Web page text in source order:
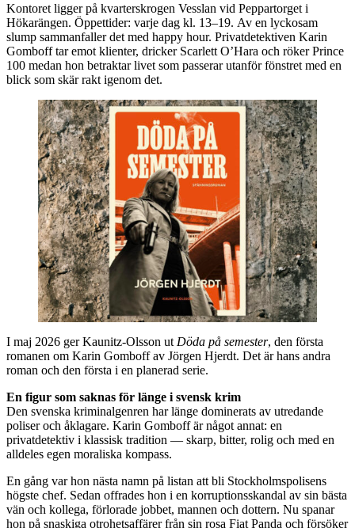
Kontoret ligger på kvarterskrogen Vesslan vid Peppartorget i
Hökarängen. Öppettider: varje dag kl. 13–19. Av en lyckosam
slump sammanfaller det med happy hour. Privatdetektiven Karin
Gomboff tar emot klienter, dricker Scarlett O’Hara och röker Prince
100 medan hon betraktar livet som passerar utanför fönstret med en
blick som skär rakt igenom det.
I maj 2026 ger Kaunitz-Olsson utDöda på semester, den första
romanen om Karin Gomboff av Jörgen Hjerdt. Det är hans andra
roman och den första i en planerad serie.
En figur som saknas för länge i svensk krim
Den svenska kriminalgenren har länge dominerats av utredande
poliser och åklagare. Karin Gomboff är något annat: en
privatdetektiv i klassisk tradition — skarp, bitter, rolig och med en
alldeles egen moraliska kompass.
En gång var hon nästa namn på listan att bli Stockholmspolisens
högste chef. Sedan offrades hon i en korruptionsskandal av sin bästa
vän och kollega, förlorade jobbet, mannen och dottern. Nu spanar
hon på snaskiga otrohetsaffärer från sin rosa Fiat Panda och försöker